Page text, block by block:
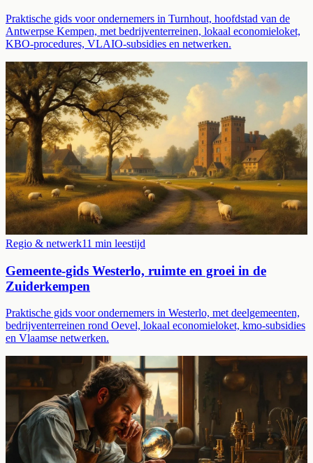
Praktische gids voor ondernemers in Turnhout, hoofdstad van de
Antwerpse Kempen, met bedrijventerreinen, lokaal economieloket,
KBO-procedures, VLAIO-subsidies en netwerken.
Regio & netwerk11 min leestijd
Gemeente-gids Westerlo, ruimte en groei in de
Zuiderkempen
Praktische gids voor ondernemers in Westerlo, met deelgemeenten,
bedrijventerreinen rond Oevel, lokaal economieloket, kmo-subsidies
en Vlaamse netwerken.